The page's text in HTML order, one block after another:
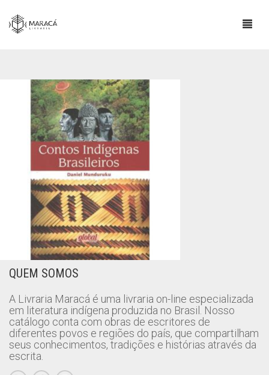
SOBRE
ESCRITORES INDÍGENAS
CONTATO
INFORMAÇÕES IMPORTANTES
BLOG
COMPRAS E POLÍTICA DE ENVIO
QUEM SOMOS
A Livraria Maracá é uma livraria on-line especializada
em literatura indígena produzida no Brasil. Nosso
catálogo conta com obras de escritores de
diferentes povos e regiões do país, que compartilham
seus conhecimentos, tradições e histórias através da
escrita.